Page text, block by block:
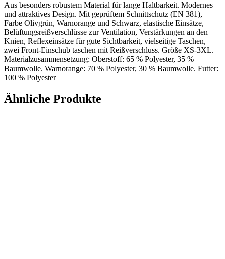
Aus besonders robustem Material für lange Haltbarkeit. Modernes
und attraktives Design. Mit geprüftem Schnittschutz (EN 381),
Farbe Olivgrün, Warnorange und Schwarz, elastische Einsätze,
Belüftungsreißverschlüsse zur Ventilation, Verstärkungen an den
Knien, Reflexeinsätze für gute Sichtbarkeit, vielseitige Taschen,
zwei Front-Einschub taschen mit Reißverschluss. Größe XS-3XL.
Materialzusammensetzung: Oberstoff: 65 % Polyester, 35 %
Baumwolle. Warnorange: 70 % Polyester, 30 % Baumwolle. Futter:
100 % Polyester
Ähnliche Produkte